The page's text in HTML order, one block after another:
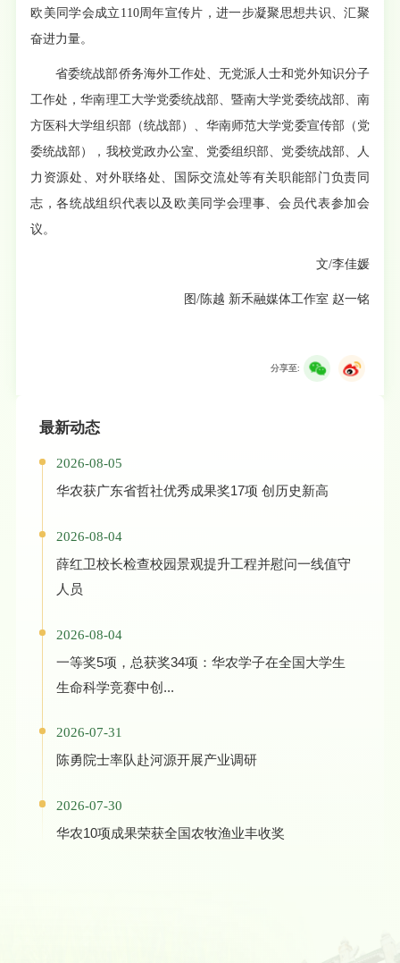
欧美同学会成立110周年宣传片，进一步凝聚思想共识、汇聚
奋进力量。
省委统战部侨务海外工作处、无党派人士和党外知识分子
工作处，华南理工大学党委统战部、暨南大学党委统战部、南
方医科大学组织部（统战部）、华南师范大学党委宣传部（党
委统战部），我校党政办公室、党委组织部、党委统战部、人
力资源处、对外联络处、国际交流处等有关职能部门负责同
志，各统战组织代表以及欧美同学会理事、会员代表参加会
议。
文/李佳媛
图/陈越 新禾融媒体工作室 赵一铭
分享至:
最新动态
2026-08-05
华农获广东省哲社优秀成果奖17项 创历史新高
2026-08-04
薛红卫校长检查校园景观提升工程并慰问一线值守
人员
2026-08-04
一等奖5项，总获奖34项：华农学子在全国大学生
生命科学竞赛中创...
2026-07-31
陈勇院士率队赴河源开展产业调研
2026-07-30
华农10项成果荣获全国农牧渔业丰收奖